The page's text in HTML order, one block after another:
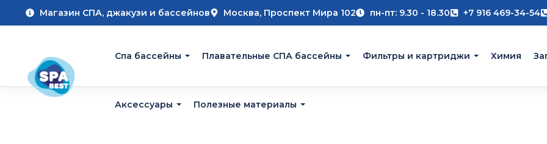
Магазин СПА, джакузи и бассейнов Москва, Проспект Мира 102 пн-пт: 9.30 - 18.30 +7 916 469-34-54
Cпа бассейны Плавательные СПА бассейны Фильтры и картриджи Химия
Аксессуары Полезные материалы